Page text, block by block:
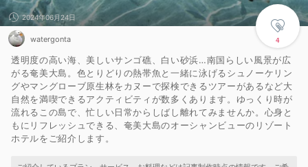
4
2024年06月24日
watergonta
透明度の高い海、美しいサンゴ礁、白い砂浜…南国らしい風景が広
がる奄美大島。色とりどりの熱帯魚と一緒に泳げるシュノーケリン
グやマングローブ原生林をカヌーで探検できるツアーがあるなど大
自然を満喫できるアクティビティが数多くあります。ゆっくり時が
流れるこの島で、忙しい日常からしばし離れてみませんか。心身と
もにリフレッシュできる、奄美大島のオーシャンビューのリゾート
ホテルをご紹介します。